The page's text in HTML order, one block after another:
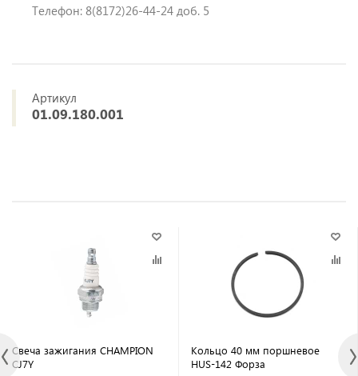
Телефон: 8(8172)26-44-24 доб. 5
Артикул
01.09.180.001
Свеча зажигания CHAMPION
CJ7Y
Кольцо 40 мм поршневое
HUS-142 Форза